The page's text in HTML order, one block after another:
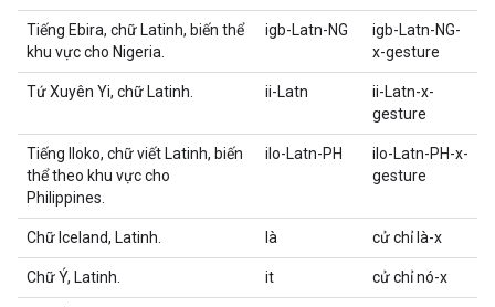
Tiếng Ebira, chữ Latinh, biến thể
khu vực cho Nigeria.
igb-Latn-NG
igb-Latn-NG-
x-gesture
Tứ Xuyên Yi, chữ Latinh. ii-Latn
ii-Latn-x-
gesture
Tiếng Iloko, chữ viết Latinh, biến
thể theo khu vực cho
Philippines.
ilo-Latn-PH
ilo-Latn-PH-x-
gesture
Chữ Iceland, Latinh. là cử chỉ là-x
Chữ Ý, Latinh. it cử chỉ nó-x